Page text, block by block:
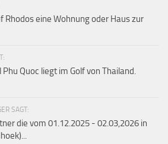
Rhodos eine Wohnung oder Haus zur
Phu Quoc liegt im Golf von Thailand.
SAGT:
die vom 01.12.2025 - 02.03,2026 in